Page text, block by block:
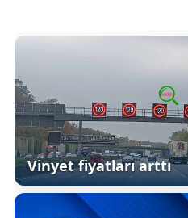
Vinyet fiyatları arttı